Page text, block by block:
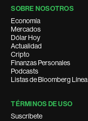
SOBRE NOSOTROS
Economía
Mercados
Dólar Hoy
Actualidad
Cripto
Finanzas Personales
Podcasts
Listas de Bloomberg Línea
TÉRMINOS DE USO
Suscríbete